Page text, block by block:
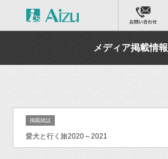
メディア掲載情報
掲載雑誌
愛犬と行く旅2020～2021